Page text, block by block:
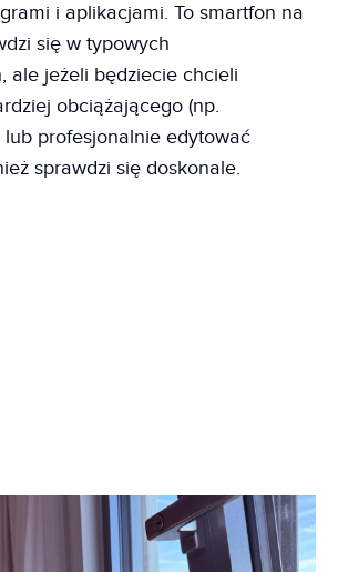
i aplikacjami. To smartfon na
się w typowych
ale jeżeli będziecie chcieli
obciążającego (np.
profesjonalnie edytować
sprawdzi się doskonale.